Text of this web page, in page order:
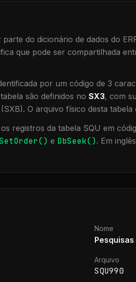
parte do dicionário de dados do
que pode ser compartilhada
por um código de 3
são definidos no SX3, com
O arquivo físico desta tabela
registros da tabela SQU em
e DbSeek(). Em
Nome
Pesquisas
Arquivo
SQU990